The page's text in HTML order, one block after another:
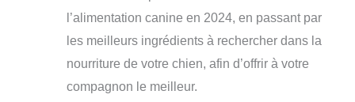
l’alimentation canine en 2024, en passant par
les meilleurs ingrédients à rechercher dans la
nourriture de votre chien, afin d’offrir à votre
compagnon le meilleur.